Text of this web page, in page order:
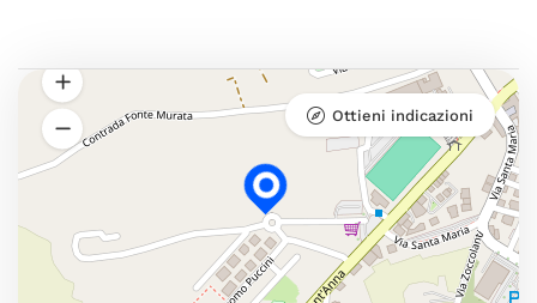
Ottieni indicazioni